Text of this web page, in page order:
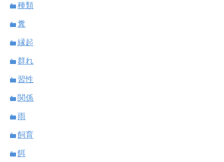
種類
糞
縁起
群れ
習性
関係
雨
飼育
餌